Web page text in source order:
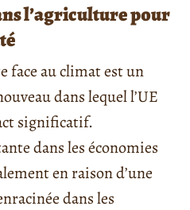
l’agriculture pour
face au climat est un
dans lequel l’UE
significatif.
dans les économies
en raison d’une
dans les